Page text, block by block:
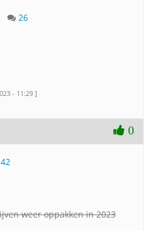
26
- 11:29 ]
0
42
weer oppakken in 2023